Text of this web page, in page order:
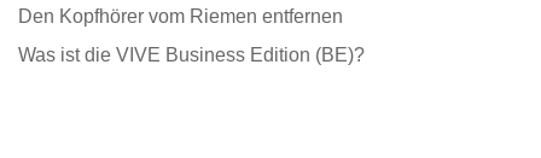
Den Kopfhörer vom Riemen entfernen
Was ist die VIVE Business Edition (BE)?